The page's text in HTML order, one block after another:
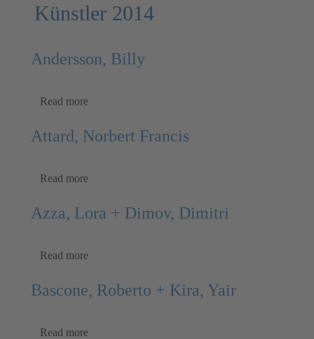
Künstler 2014
Andersson, Billy
Read more
Attard, Norbert Francis
Read more
Azza, Lora + Dimov, Dimitri
Read more
Bascone, Roberto + Kira, Yair
Read more